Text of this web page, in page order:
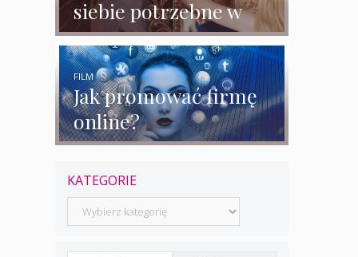
siebie potrzebne w
biznesie?
Jak promować firmę
online?
FILM
KATEGORIE
Kategorie